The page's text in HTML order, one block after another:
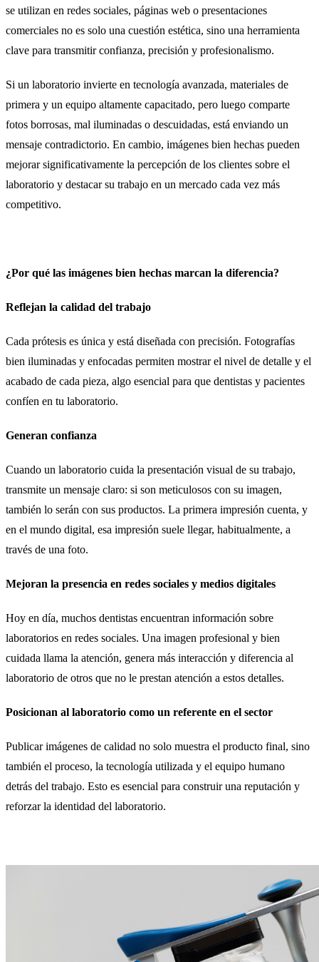
se utilizan en redes sociales, páginas web o presentaciones
comerciales no es solo una cuestión estética, sino una herramienta
clave para transmitir confianza, precisión y profesionalismo.
Si un laboratorio invierte en tecnología avanzada, materiales de
primera y un equipo altamente capacitado, pero luego comparte
fotos borrosas, mal iluminadas o descuidadas, está enviando un
mensaje contradictorio. En cambio, imágenes bien hechas pueden
mejorar significativamente la percepción de los clientes sobre el
laboratorio y destacar su trabajo en un mercado cada vez más
competitivo.
¿Por qué las imágenes bien hechas marcan la diferencia?
Reflejan la calidad del trabajo
Cada prótesis es única y está diseñada con precisión. Fotografías
bien iluminadas y enfocadas permiten mostrar el nivel de detalle y el
acabado de cada pieza, algo esencial para que dentistas y pacientes
confíen en tu laboratorio.
Generan confianza
Cuando un laboratorio cuida la presentación visual de su trabajo,
transmite un mensaje claro: si son meticulosos con su imagen,
también lo serán con sus productos. La primera impresión cuenta, y
en el mundo digital, esa impresión suele llegar, habitualmente, a
través de una foto.
Mejoran la presencia en redes sociales y medios digitales
Hoy en día, muchos dentistas encuentran información sobre
laboratorios en redes sociales. Una imagen profesional y bien
cuidada llama la atención, genera más interacción y diferencia al
laboratorio de otros que no le prestan atención a estos detalles.
Posicionan al laboratorio como un referente en el sector
Publicar imágenes de calidad no solo muestra el producto final, sino
también el proceso, la tecnología utilizada y el equipo humano
detrás del trabajo. Esto es esencial para construir una reputación y
reforzar la identidad del laboratorio.